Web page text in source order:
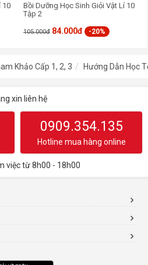
10
Bồi Dưỡng Học Sinh Giỏi Vật Lí 10
Tập 2
105.000đ 84.000đ -20%
Khảo Cấp 1, 2, 3 Hướng Dẫn Học
xin liên hệ
0909.354.135
Hotline mua hàng online
việc từ 8h00 - 18h00